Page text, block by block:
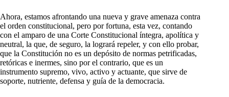
Ahora, estamos afrontando una nueva y grave amenaza contra
el orden constitucional, pero por fortuna, esta vez, contando
con el amparo de una Corte Constitucional íntegra, apolítica y
neutral, la que, de seguro, la logrará repeler, y con ello probar,
que la Constitución no es un depósito de normas petrificadas,
retóricas e inermes, sino por el contrario, que es un
instrumento supremo, vivo, activo y actuante, que sirve de
soporte, nutriente, defensa y guía de la democracia.